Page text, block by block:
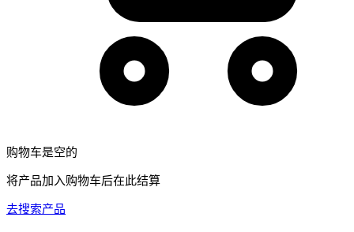
购物车是空的
将产品加入购物车后在此结算
去搜索产品